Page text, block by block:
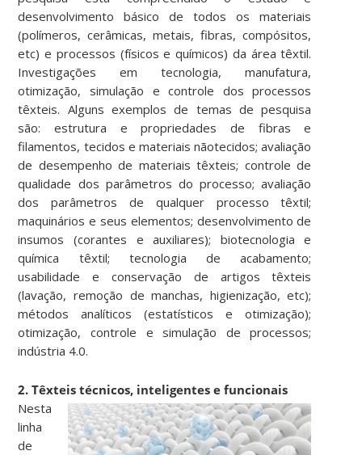
desenvolvimento básico de todos os materiais
(polímeros, cerâmicas, metais, fibras, compósitos,
etc) e processos (físicos e químicos) da área têxtil.
Investigações em tecnologia, manufatura,
otimização, simulação e controle dos processos
têxteis. Alguns exemplos de temas de pesquisa
são: estrutura e propriedades de fibras e
filamentos, tecidos e materiais nãotecidos; avaliação
de desempenho de materiais têxteis; controle de
qualidade dos parâmetros do processo; avaliação
dos parâmetros de qualquer processo têxtil;
maquinários e seus elementos; desenvolvimento de
insumos (corantes e auxiliares); biotecnologia e
química têxtil; tecnologia de acabamento;
usabilidade e conservação de artigos têxteis
(lavação, remoção de manchas, higienização, etc);
métodos analíticos (estatísticos e otimização);
otimização, controle e simulação de processos;
indústria 4.0.
2. Têxteis técnicos, inteligentes e funcionais
Nesta
linha
de